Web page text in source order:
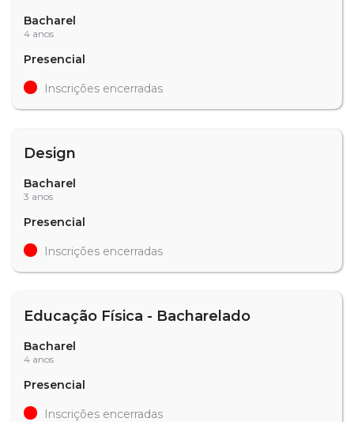
Bacharel
4 anos
Presencial
Inscrições encerradas
Design
Bacharel
3 anos
Presencial
Inscrições encerradas
Educação Física - Bacharelado
Bacharel
4 anos
Presencial
Inscrições encerradas